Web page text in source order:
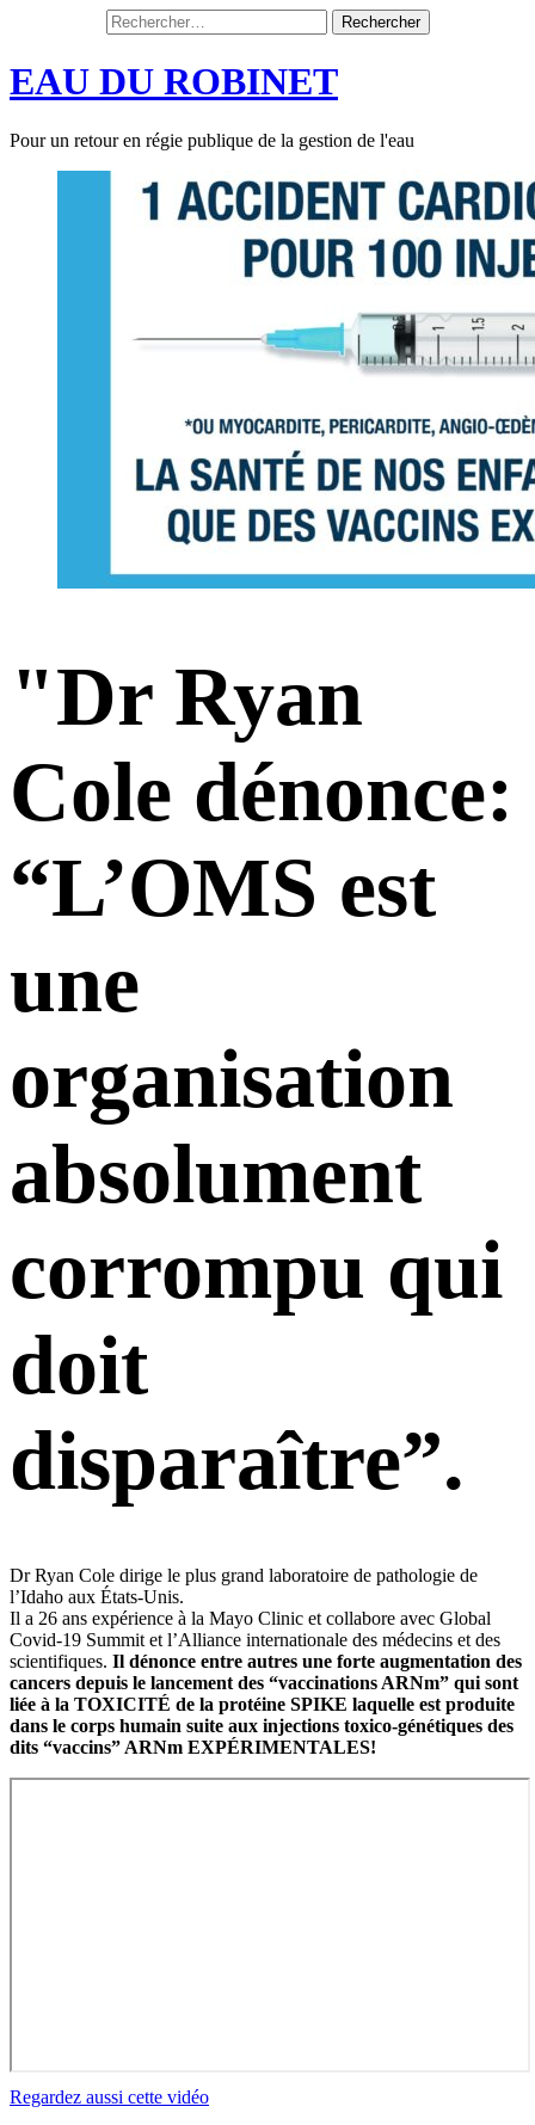
Rechercher :
au
contenu
EAU DU ROBINET
Pour un retour en régie publique de la gestion de l'eau
"Dr Ryan
Cole dénonce:
“L’OMS est
une
organisation
absolument
corrompu qui
doit
disparaître”.
Dr Ryan Cole dirige le plus grand laboratoire de pathologie de
l’Idaho aux États-Unis.
Il a 26 ans expérience à la Mayo Clinic et collabore avec Global
Covid-19 Summit et l’Alliance internationale des médecins et des
scientifiques. Il dénonce entre autres une forte augmentation des
cancers depuis le lancement des “vaccinations ARNm” qui sont
liée à la TOXICITÉ de la protéine SPIKE laquelle est produite
dans le corps humain suite aux injections toxico-génétiques des
dits “vaccins” ARNm EXPÉRIMENTALES!
Regardez aussi cette vidéo